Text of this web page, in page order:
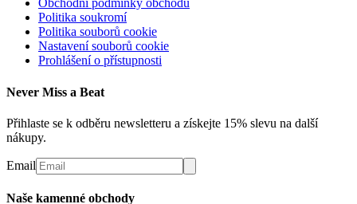
Obchodní podmínky obchodu
Politika soukromí
Politika souborů cookie
Nastavení souborů cookie
Prohlášení o přístupnosti
Never Miss a Beat
Přihlaste se k odběru newsletteru a získejte 15% slevu na další
nákupy.
Email
Naše kamenné obchody